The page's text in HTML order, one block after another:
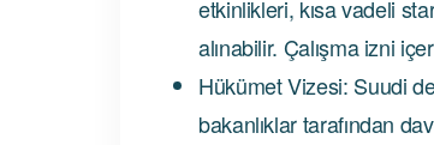
etkinlikleri, kısa vadeli
alınabilir. Çalışma izni
Hükümet Vizesi: Suudi
bakanlıklar tarafından